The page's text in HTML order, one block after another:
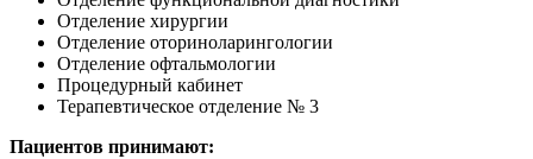
Отделение хирургии
Отделение оториноларингологии
Отделение офтальмологии
Процедурный кабинет
Терапевтическое отделение № 3
Пациентов принимают: